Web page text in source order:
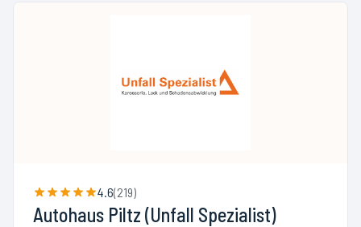
4.6(219)
Autohaus Piltz (Unfall Spezialist)